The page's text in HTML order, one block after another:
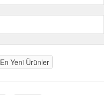
En Yeni Ürünler